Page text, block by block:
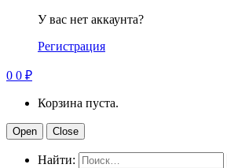
У вас нет аккаунта?
Регистрация
0 0 ₽
Корзина пуста.
Open Close
Найти: